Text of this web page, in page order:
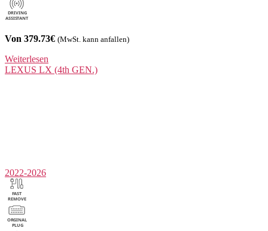
Von 379.73€ (MwSt. kann anfallen)
Weiterlesen
LEXUS LX (4th GEN.)
2022-2026